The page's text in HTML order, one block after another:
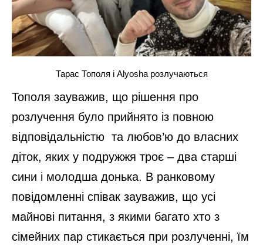
Тарас Тополя і Alyosha розлучаються
Тополя зауважив, що рішення про
розлучення було прийнято із повною
відповідальністю та любов’ю до власних
діток, яких у подружжя троє – два старші
сини і молодша донька. В ранковому
повідомленні співак зауважив, що усі
майнові питання, з якими багато хто з
сімейних пар стикається при розлученні, їм